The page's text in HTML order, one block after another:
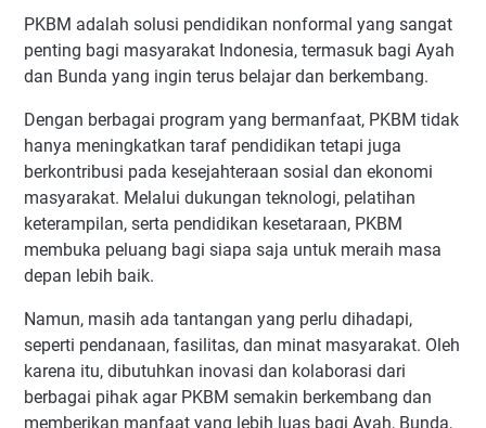
PKBM adalah solusi pendidikan nonformal yang sangat
penting bagi masyarakat Indonesia, termasuk bagi Ayah
dan Bunda yang ingin terus belajar dan berkembang.
Dengan berbagai program yang bermanfaat, PKBM tidak
hanya meningkatkan taraf pendidikan tetapi juga
berkontribusi pada kesejahteraan sosial dan ekonomi
masyarakat. Melalui dukungan teknologi, pelatihan
keterampilan, serta pendidikan kesetaraan, PKBM
membuka peluang bagi siapa saja untuk meraih masa
depan lebih baik.
Namun, masih ada tantangan yang perlu dihadapi,
seperti pendanaan, fasilitas, dan minat masyarakat. Oleh
karena itu, dibutuhkan inovasi dan kolaborasi dari
berbagai pihak agar PKBM semakin berkembang dan
memberikan manfaat yang lebih luas bagi Ayah, Bunda,